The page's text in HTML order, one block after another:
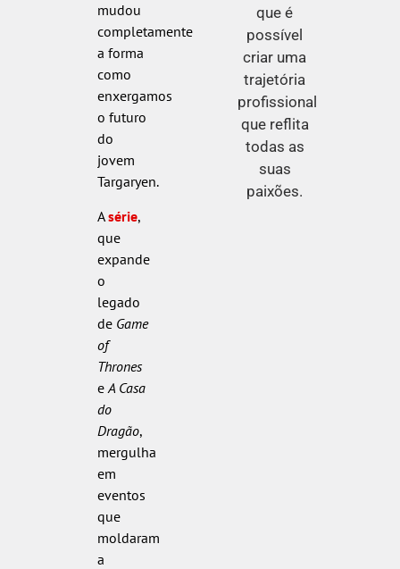
mudou
completamente
a forma
como
enxergamos
o futuro
do
jovem
Targaryen.
Asérie,
que
expande
o
legado
de Game
of
Thrones
e A Casa
do
Dragão,
mergulha
em
eventos
que
moldaram
a
que é
possível
criar uma
trajetória
profissional
que reflita
todas as
suas
paixões.